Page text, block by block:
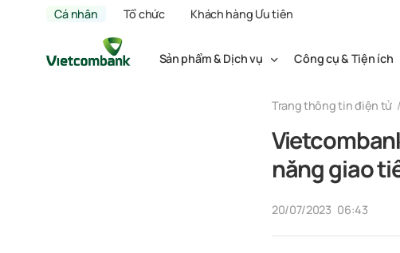
Cá nhân Tổ chức Khách hàng Ưu tiên
Sản phẩm & Dịch vụ Công cụ & Tiện ích
Trang thông tin điện tử
năng giao
20/07/2023 06:43